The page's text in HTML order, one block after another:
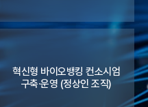
혁신형 바이오뱅킹 컨소시엄
구축·운영 (정상인 조직)